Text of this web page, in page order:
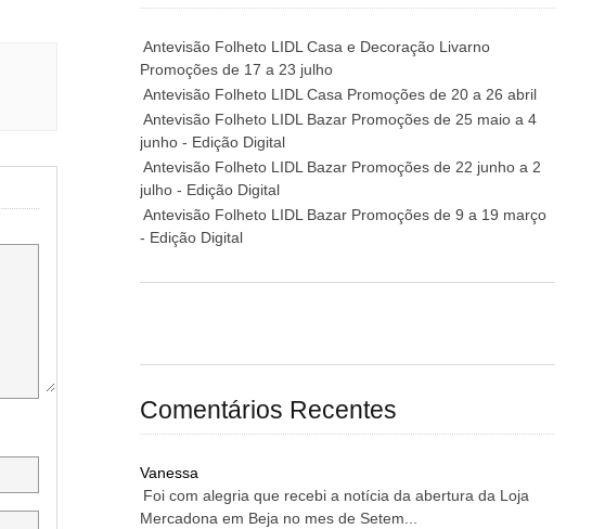
Antevisão Folheto LIDL Casa e Decoração Livarno
Promoções de 17 a 23 julho
Antevisão Folheto LIDL Casa Promoções de 20 a 26 abril
Antevisão Folheto LIDL Bazar Promoções de 25 maio a 4
junho - Edição Digital
Antevisão Folheto LIDL Bazar Promoções de 22 junho a 2
julho - Edição Digital
Antevisão Folheto LIDL Bazar Promoções de 9 a 19 março
- Edição Digital
Comentários Recentes
Vanessa
Foi com alegria que recebi a notícia da abertura da Loja
Mercadona em Beja no mes de Setem...